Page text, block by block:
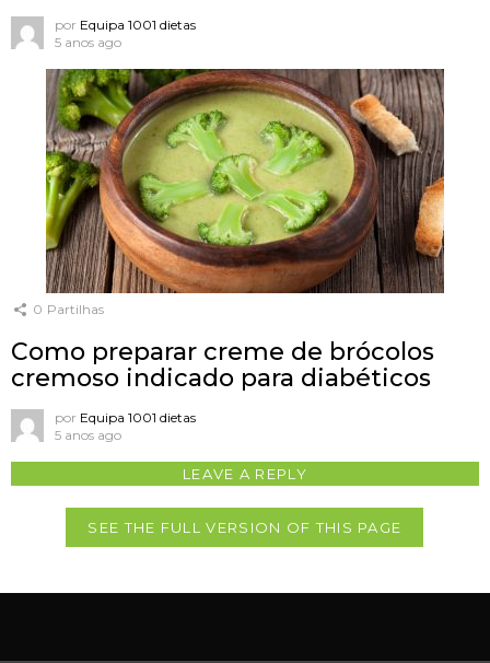
por Equipa 1001 dietas
5 anos ago
0 Partilhas
Como preparar creme de brócolos
cremoso indicado para diabéticos
por Equipa 1001 dietas
5 anos ago
LEAVE A REPLY
SEE THE FULL VERSION OF THIS PAGE